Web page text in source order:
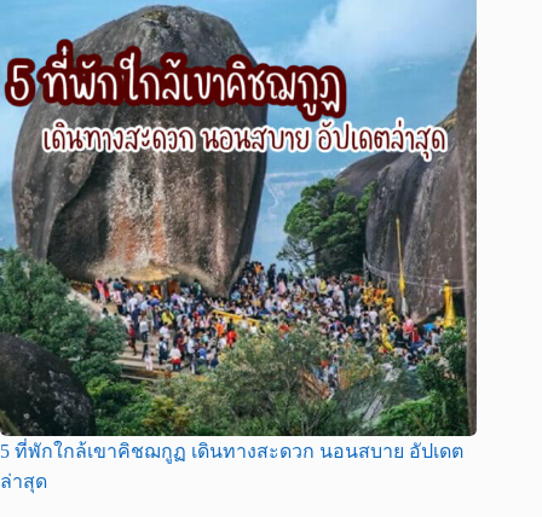
5 ที่พักใกล้เขาคิชฌกูฏ เดินทางสะดวก นอนสบาย อัปเดต
ล่าสุด